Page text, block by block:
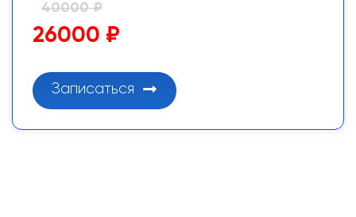
40000 ₽
26000 ₽
Записаться